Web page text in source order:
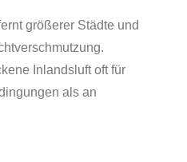
größerer Städte und
Inlandsluft oft für
als an